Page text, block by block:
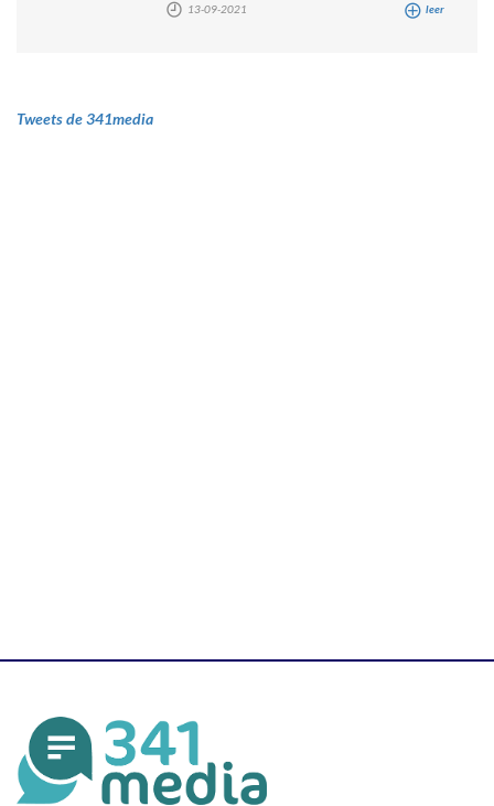
13-09-2021 leer
Tweets de 341media